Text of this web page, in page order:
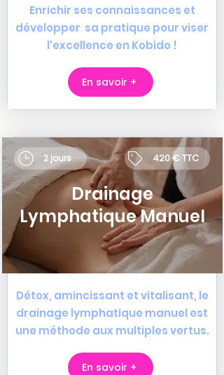
Enrichir ses connaissances et
développer sa pratique pour viser
l'excellence en Kobido !
En savoir +
Drainage
Lymphatique Manuel
2 jours 420 € TTC
Détox, amincissant et vitalisant, le
drainage lymphatique manuel est
une méthode aux multiples vertus.
En savoir +